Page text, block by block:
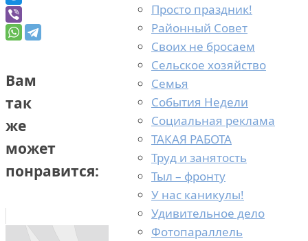
Вам
так
же
может
понравится:
Просто праздник!
Районный Совет
Своих не бросаем
Сельское хозяйство
Семья
События Недели
Социальная реклама
ТАКАЯ РАБОТА
Труд и занятость
Тыл – фронту
У нас каникулы!
Удивительное дело
Фотопараллель